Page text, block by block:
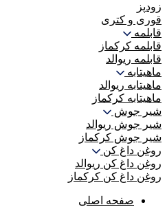
زودپز
قوری و کتری
قابلمه
قابلمه کرکماز
قابلمه ریوالد
ماهیتابه
ماهیتابه ریوالد
ماهیتابه کرکماز
شیر جوش
شیر جوش ریوالد
شیر جوش کرکماز
روغن داغ کن
روغن داغ کن ریوالد
روغن داغ کن کرکماز
صفحه اصلی